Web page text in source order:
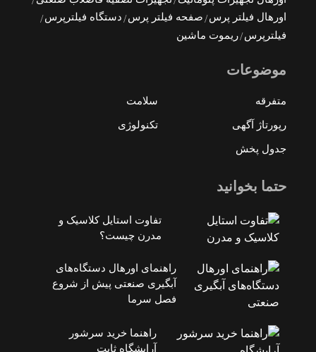
اورهال فیلتر پرس
صفحه فیلتر پرس
دستگاه فیلترپرس
فیلترپرس ریموت ماشین
موضوعات
متفرقه سلامت
رپورتاژ آگهی تکنولوژی
جدول پخش
حتما بخوانید
تفاوت استایل کلاسیک و
مدرن چیست؟
راهنمای اورهال دستگاه‌های
آبگیری صنعتی پیش از شروع
فصل سرما
راهنما خرید سرشور
آرایشگاه ثابت